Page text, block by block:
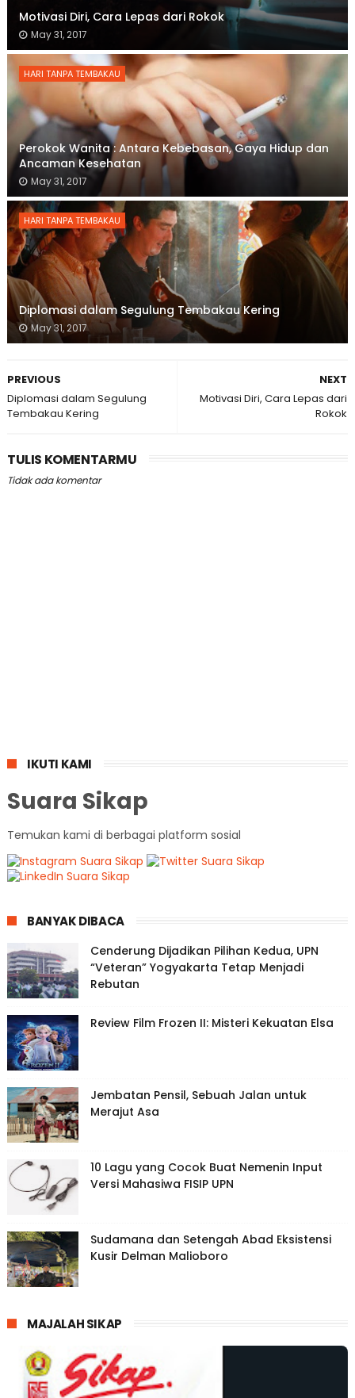
Motivasi Diri, Cara Lepas dari Rokok
May 31, 2017
HARI TANPA TEMBAKAU
Perokok Wanita : Antara Kebebasan, Gaya Hidup dan
Ancaman Kesehatan
May 31, 2017
HARI TANPA TEMBAKAU
Diplomasi dalam Segulung Tembakau Kering
May 31, 2017
NEXT
Motivasi Diri, Cara Lepas dari
Rokok
PREVIOUS
Diplomasi dalam Segulung
Tembakau Kering
TULIS KOMENTARMU
Tidak ada komentar
IKUTI KAMI
Suara Sikap
Temukan kami di berbagai platform sosial
BANYAK DIBACA
Cenderung Dijadikan Pilihan Kedua, UPN
“Veteran” Yogyakarta Tetap Menjadi
Rebutan
Review Film Frozen II: Misteri Kekuatan Elsa
Jembatan Pensil, Sebuah Jalan untuk
Merajut Asa
10 Lagu yang Cocok Buat Nemenin Input
Versi Mahasiwa FISIP UPN
Sudamana dan Setengah Abad Eksistensi
Kusir Delman Malioboro
MAJALAH SIKAP